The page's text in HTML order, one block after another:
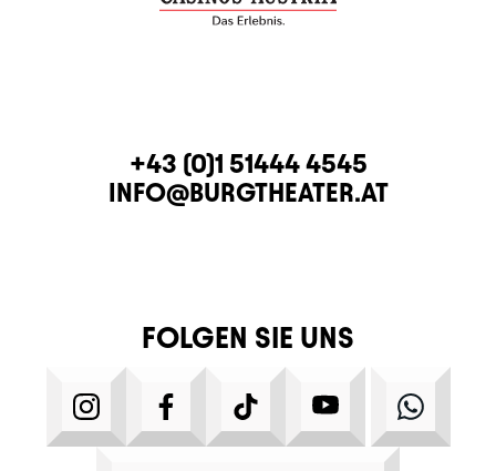
KONTAKTTELEFON
+43 (0)1 51444 4545
E-MAIL
INFO@BURGTHEATER.AT
FOLGEN SIE UNS
INSTAGRAMFACEBOOKTIKTOK YOUTUBE